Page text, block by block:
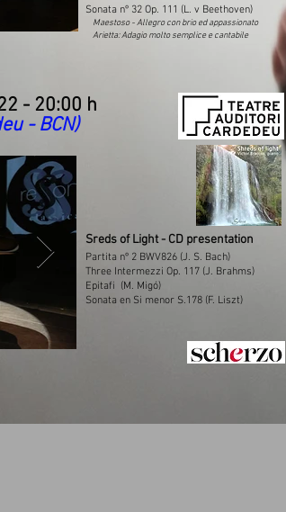
Sonata nº 32 Op. 111 (L. v Beethoven)
Maestoso - Allegro con brio ed appassionato
Arietta: Adagio molto semplice e cantabile
Partita nº 2 BWV826 (J. S. Bach)
Three Intermezzi Op. 117 (J. Brahms)
Epitafi (M. Migó)
Sonata en Si menor S.178 (F. Liszt)
- BCN)
- 20:00 h
Sreds of Light - CD presentation